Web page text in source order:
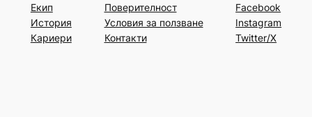
Екип
История
Кариери
Поверителност
Условия за ползване
Контакти
Facebook
Instagram
Twitter/X